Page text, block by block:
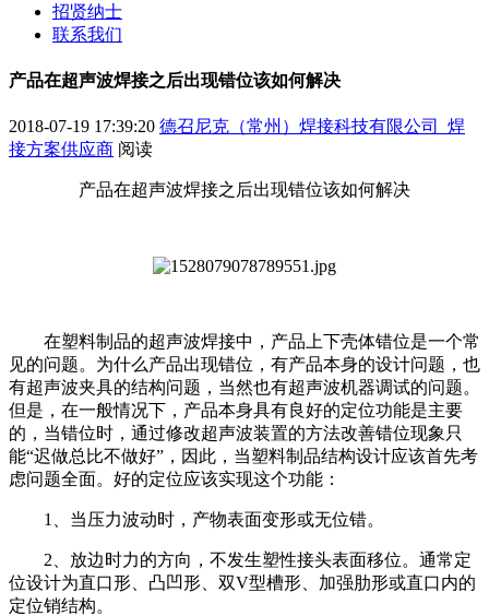
招贤纳士
联系我们
产品在超声波焊接之后出现错位该如何解决
2018-07-19 17:39:20 德召尼克（常州）焊接科技有限公司_焊
接方案供应商 阅读
产品在超声波焊接之后出现错位该如何解决
在塑料制品的超声波焊接中，产品上下壳体错位是一个常
见的问题。为什么产品出现错位，有产品本身的设计问题，也
有超声波夹具的结构问题，当然也有超声波机器调试的问题。
但是，在一般情况下，产品本身具有良好的定位功能是主要
的，当错位时，通过修改超声波装置的方法改善错位现象只
能“迟做总比不做好”，因此，当塑料制品结构设计应该首先考
虑问题全面。好的定位应该实现这个功能：
1、当压力波动时，产物表面变形或无位错。
2、放边时力的方向，不发生塑性接头表面移位。通常定
位设计为直口形、凸凹形、双V型槽形、加强肋形或直口内的
定位销结构。